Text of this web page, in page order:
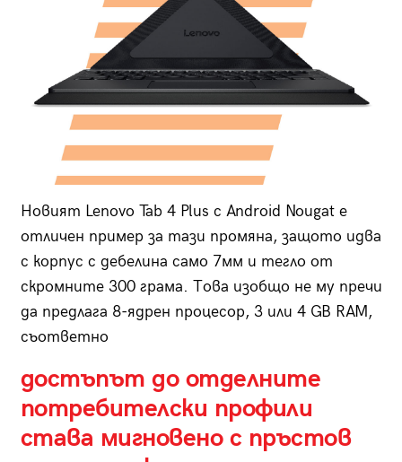
Новият Lenovo Tab 4 Plus с Android Nougat е
отличен пример за тази промяна, защото идва
с корпус с дебелина само 7мм и тегло от
скромните 300 грама. Това изобщо не му пречи
да предлага 8-ядрен процесор, 3 или 4 GB RAM,
съответно
достъпът до отделните
потребителски профили
става мигновено с пръстов